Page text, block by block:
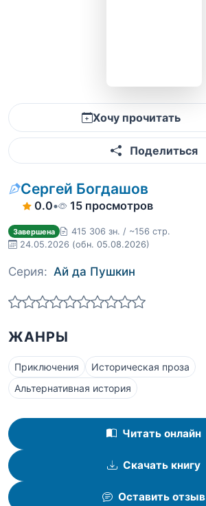
Хочу прочитать
Поделиться
Сергей Богдашов
0.0• 15 просмотров
Завершена
415 306 зн. / ~156 стр.
24.05.2026 (обн. 05.08.2026)
Серия: Ай да Пушкин
ЖАНРЫ
Приключения
Историческая проза
Альтернативная история
Читать онлайн
Скачать книгу
Оставить отзыв